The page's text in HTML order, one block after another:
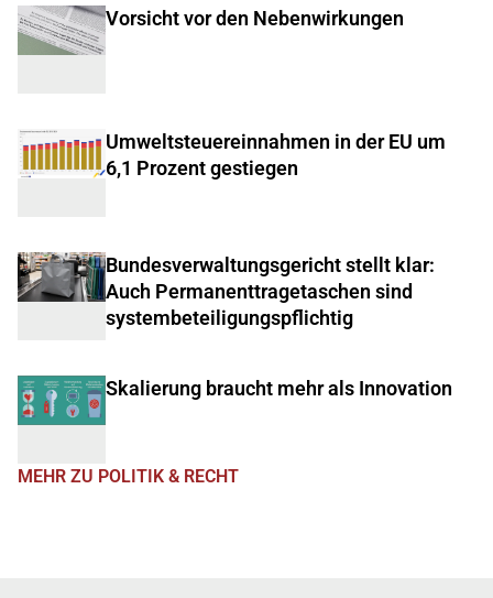
Vorsicht vor den Nebenwirkungen
Umweltsteuereinnahmen in der EU um
6,1 Prozent gestiegen
Bundesverwaltungsgericht stellt klar:
Auch Permanenttragetaschen sind
systembeteiligungspflichtig
Skalierung braucht mehr als Innovation
MEHR ZU POLITIK & RECHT